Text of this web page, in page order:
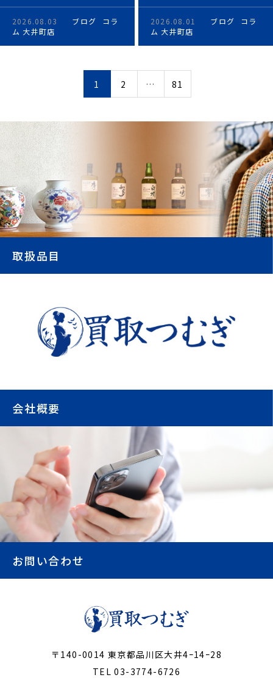
2026.08.03 ブログ
コラ
ム 大井町店
2026.08.01 ブログ
コラ
ム 大井町店
1 2 … 81
取扱品目
会社概要
お問い合わせ
〒140-0014 東京都品川区大井4ｰ14ｰ28
TEL 03-3774-6726